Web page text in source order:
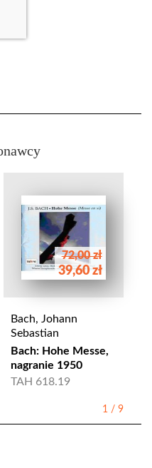
72,00 zł
39,60 zł
Bach, Johann
Sebastian
Bach: Hohe Messe,
nagranie 1950
TAH 618.19
1 / 9